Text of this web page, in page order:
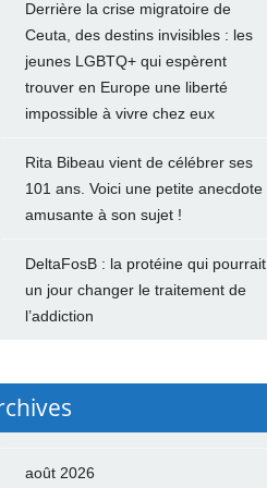
Derrière la crise migratoire de
Ceuta, des destins invisibles : les
jeunes LGBTQ+ qui espèrent
trouver en Europe une liberté
impossible à vivre chez eux
Rita Bibeau vient de célébrer ses
101 ans. Voici une petite anecdote
amusante à son sujet !
DeltaFosB : la protéine qui pourrait
un jour changer le traitement de
l’addiction
août 2026